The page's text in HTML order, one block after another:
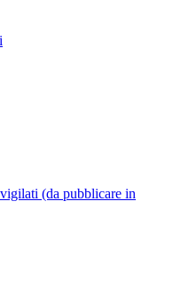
(da pubblicare in